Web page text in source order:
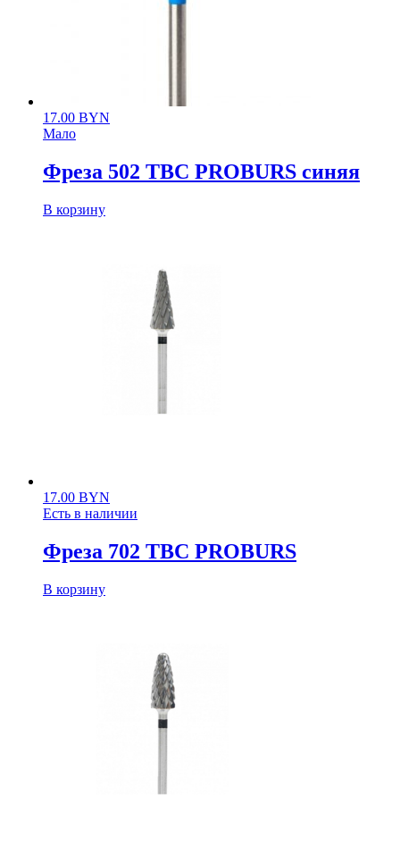
17.00 BYN
Мало
Фреза 502 ТВС PROBURS синяя
В корзину
17.00 BYN
Есть в наличии
Фреза 702 ТВС PROBURS
В корзину